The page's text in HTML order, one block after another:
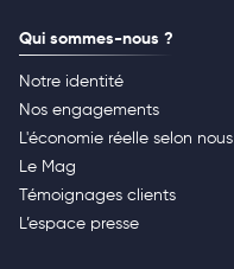
Qui sommes-nous ?
Notre identité
Nos engagements
L'économie réelle selon nous
Le Mag
Témoignages clients
L’espace presse